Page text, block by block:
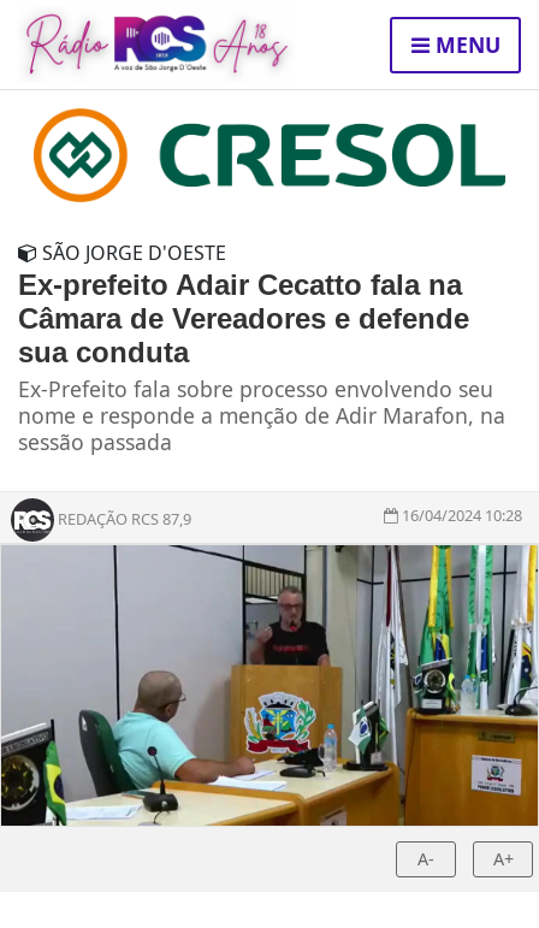
MENU
SÃO JORGE D'OESTE
Ex-prefeito Adair Cecatto fala na
Câmara de Vereadores e defende
sua conduta
Ex-Prefeito fala sobre processo envolvendo seu
nome e responde a menção de Adir Marafon, na
sessão passada
REDAÇÃO RCS 87,9 16/04/2024 10:28
A- A+